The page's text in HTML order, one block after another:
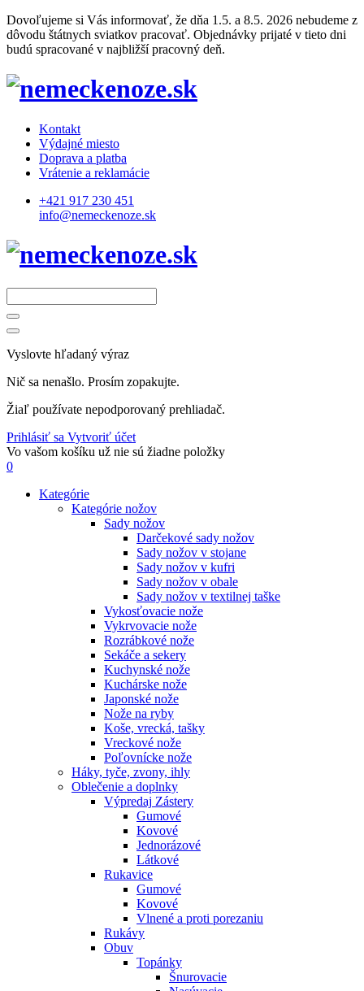
Dovoľujeme si Vás informovať, že dňa 1.5. a 8.5. 2026 nebudeme z
dôvodu štátnych sviatkov pracovať. Objednávky prijaté v tieto dni
budú spracované v najbližší pracovný deň.
Kontakt
Výdajné miesto
Doprava a platba
Vrátenie a reklamácie
+421 917 230 451
info@nemeckenoze.sk
Vyslovte hľadaný výraz
Nič sa nenašlo. Prosím zopakujte.
Žiaľ používate nepodporovaný prehliadač.
Prihlásiť sa Vytvoriť účet
Vo vašom košíku už nie sú žiadne položky
0
Kategórie
Kategórie nožov
Sady nožov
Darčekové sady nožov
Sady nožov v stojane
Sady nožov v kufri
Sady nožov v obale
Sady nožov v textilnej taške
Vykosťovacie nože
Vykrvovacie nože
Rozrábkové nože
Sekáče a sekery
Kuchynské nože
Kuchárske nože
Japonské nože
Nože na ryby
Koše, vrecká, tašky
Vreckové nože
Poľovnícke nože
Háky, tyče, zvony, ihly
Oblečenie a doplnky
Výpredaj Zástery
Gumové
Kovové
Jednorázové
Látkové
Rukavice
Gumové
Kovové
Vlnené a proti porezaniu
Rukávy
Obuv
Topánky
Šnurovacie